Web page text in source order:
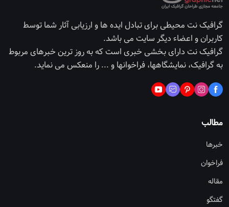
گرافیک نت محیطی برای تبادل ایده ها و ارزیابی آثار شما توسط
کاربران و اعضاء دیگر سایت می باشد.
گرافیک نت دارای بخشی خبری است که به روز ترین خبرهای مربوط
به گرافیک، نمایشگاهها، فراخوانها و ... را منعکس می نماید.
مطالب
خبرها
فراخوان
مقاله
گفتگو